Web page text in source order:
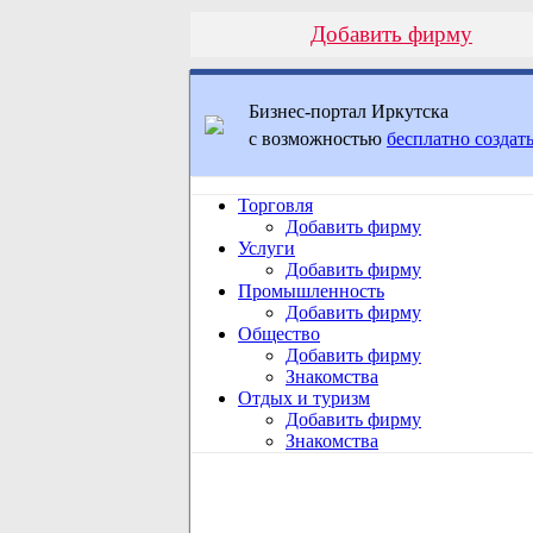
Добавить фирму
Бизнес-портал Иркутска
с возможностью бесплатно
Торговля
Добавить фирму
Услуги
Добавить фирму
Промышленность
Добавить фирму
Общество
Добавить фирму
Знакомства
Отдых и туризм
Добавить фирму
Знакомства